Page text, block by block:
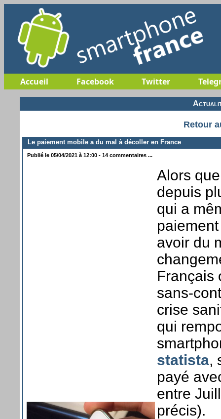
Accueil Facebook Twitter
Retour
Le paiement mobile a du mal à décoller en France
Publié le 05/04/2021 à 12:00 - 14 commentaires ...
Alors
depuis
qui a
avoir du
Français
sans-
crise
qui
statista,
payé
entre
précis).